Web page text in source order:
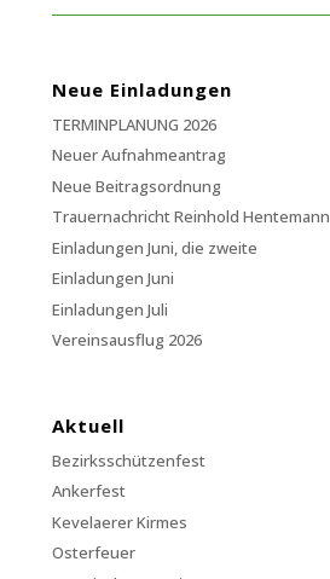
Neue Einladungen
TERMINPLANUNG 2026
Neuer Aufnahmeantrag
Neue Beitragsordnung
Trauernachricht Reinhold Hentemann
Einladungen Juni, die zweite
Einladungen Juni
Einladungen Juli
Vereinsausflug 2026
Aktuell
Bezirksschützenfest
Ankerfest
Kevelaerer Kirmes
Osterfeuer